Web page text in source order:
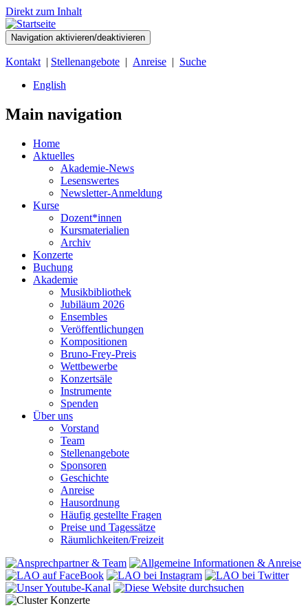
Direkt zum Inhalt
Navigation aktivieren/deaktivieren
Kontakt | Stellenangebote | Anreise | Suche
English
Main navigation
Home
Aktuelles
Akademie-News
Lesenswertes
Newsletter-Anmeldung
Kurse
Dozent*innen
Kursmaterialien
Archiv
Konzerte
Buchung
Akademie
Musikbibliothek
Jubiläum 2026
Ensembles
Veröffentlichungen
Kompositionen
Bruno-Frey-Preis
Wettbewerbe
Konzertsäle
Instrumente
Spenden
Über uns
Vorstand
Team
Stellenangebote
Sponsoren
Geschichte
Anreise
Hausordnung
Häufig gestellte Fragen
Preise und Tagessätze
Räumlichkeiten/Freizeit